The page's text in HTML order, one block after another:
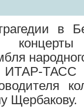
в
ИТАР-
Щербакову.